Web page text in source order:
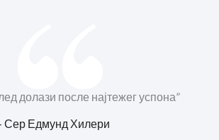
долази после најтежег успона”
Сер Едмунд Хилери